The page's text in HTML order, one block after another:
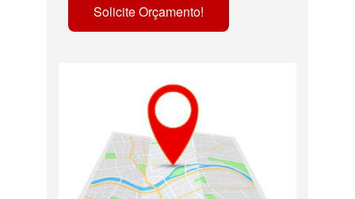
Solicite Orçamento!